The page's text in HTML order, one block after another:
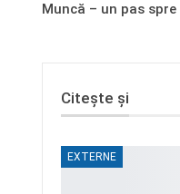
Muncă – un pas
Citește și
EXTERNE